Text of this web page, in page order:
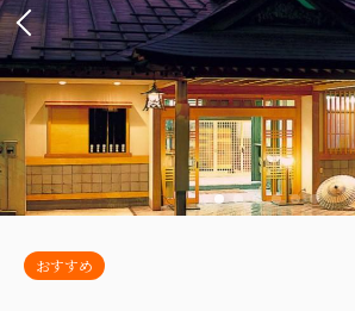
おすすめ